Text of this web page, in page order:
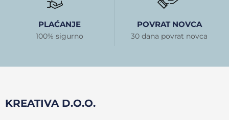
PLAĆANJE
100% sigurno
POVRAT NOVCA
30 dana povrat novca
KREATIVA D.O.O.